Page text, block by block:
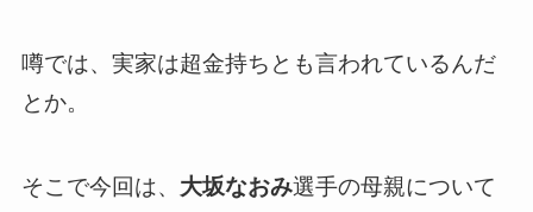
噂では、実家は超金持ちとも言われているんだ
とか。
そこで今回は、 大坂なおみ選手の母親について